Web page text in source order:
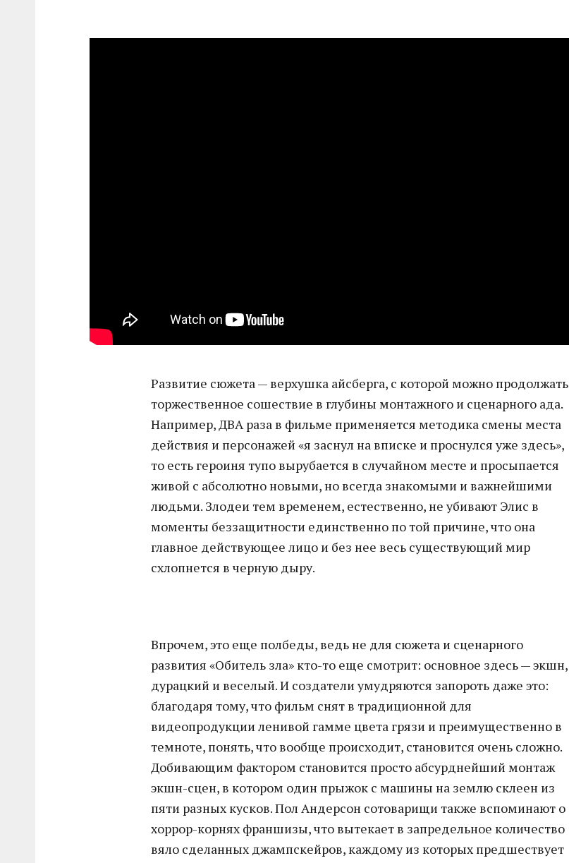
Развитие сюжета — верхушка айсберга, с которой можно продолжать
торжественное сошествие в глубины монтажного и сценарного ада.
Например, ДВА раза в фильме применяется методика смены места
действия и персонажей «я заснул на вписке и проснулся уже здесь»,
то есть героиня тупо вырубается в случайном месте и просыпается
живой с абсолютно новыми, но всегда знакомыми и важнейшими
людьми. Злодеи тем временем, естественно, не убивают Элис в
моменты беззащитности единственно по той причине, что она
главное действующее лицо и без нее весь существующий мир
схлопнется в черную дыру.
Впрочем, это еще полбеды, ведь не для сюжета и сценарного
развития «Обитель зла» кто-то еще смотрит: основное здесь — экшн,
дурацкий и веселый. И создатели умудряются запороть даже это:
благодаря тому, что фильм снят в традиционной для
видеопродукции ленивой гамме цвета грязи и преимущественно в
темноте, понять, что вообще происходит, становится очень сложно.
Добивающим фактором становится просто абсурднейший монтаж
экшн-сцен, в котором один прыжок с машины на землю склеен из
пяти разных кусков. Пол Андерсон сотоварищи также вспоминают о
хоррор-корнях франшизы, что вытекает в запредельное количество
вяло сделанных джампскейров, каждому из которых предшествует